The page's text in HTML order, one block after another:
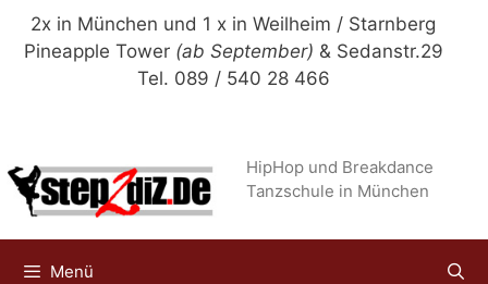
Zum
Inhalt
2x in München und 1 x in Weilheim / Starnberg
Pineapple Tower (ab September) & Sedanstr.29
Tel. 089 / 540 28 466
HipHop und Breakdance
Tanzschule in München
Menü